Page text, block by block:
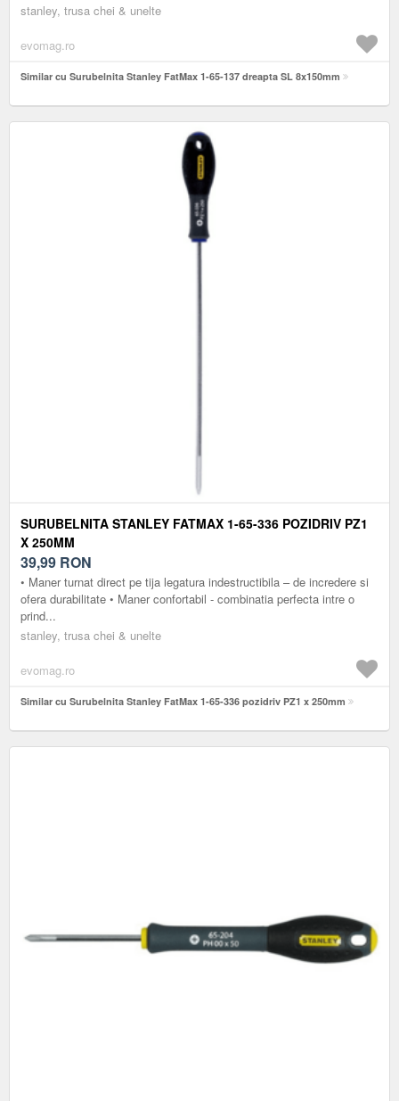
stanley, trusa chei & unelte
evomag.ro
Similar cu Surubelnita Stanley FatMax 1-65-137 dreapta SL 8x150mm
SURUBELNITA STANLEY FATMAX 1-65-336 POZIDRIV PZ1
X 250MM
39,99 RON
• Maner turnat direct pe tija legatura indestructibila – de incredere si
ofera durabilitate • Maner confortabil - combinatia perfecta intre o
prind...
stanley, trusa chei & unelte
evomag.ro
Similar cu Surubelnita Stanley FatMax 1-65-336 pozidriv PZ1 x 250mm